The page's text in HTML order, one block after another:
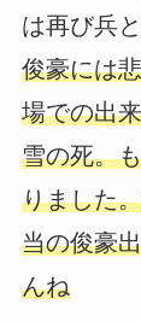
は再び兵
俊豪には
場での出
雪の死。
りました
当の俊豪
んね